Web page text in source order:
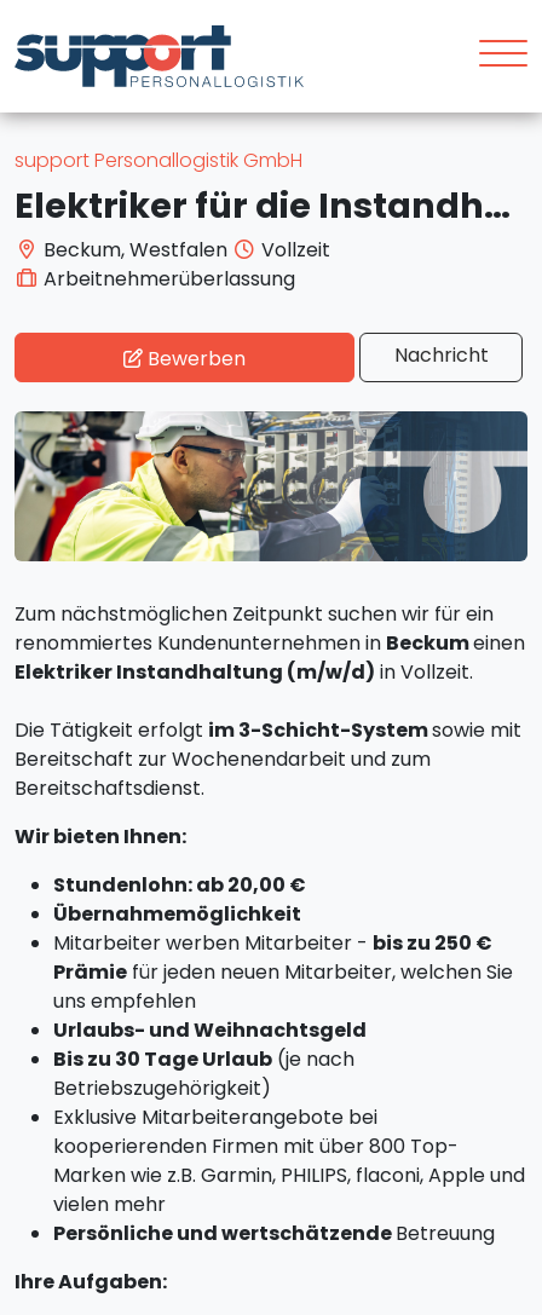
support Personallogistik GmbH
Elektriker für die Instandhaltung (m/w/d) – Beckum – ab 20,00 €/Std.
Beckum, Westfalen
Vollzeit
Arbeitnehmerüberlassung
Bewerben Nachricht
Zum nächstmöglichen Zeitpunkt suchen wir für ein
renommiertes Kundenunternehmen in Beckumeinen
Elektriker Instandhaltung (m/w/d) in Vollzeit.
Die Tätigkeit erfolgt im 3-Schicht-Systemsowie mit
Bereitschaft zur Wochenendarbeit und zum
Bereitschaftsdienst.
Wir bieten Ihnen:
Stundenlohn: ab 20,00 €
Übernahmemöglichkeit
Mitarbeiter werben Mitarbeiter - bis zu 250 €
Prämie für jeden neuen Mitarbeiter, welchen Sie
uns empfehlen
Urlaubs- und Weihnachtsgeld
Bis zu 30 Tage Urlaub (je nach
Betriebszugehörigkeit)
Exklusive Mitarbeiterangebote bei
kooperierenden Firmen mit über 800 Top-
Marken wie z.B. Garmin, PHILIPS, flaconi, Apple und
vielen mehr
Persönliche und wertschätzendeBetreuung
Ihre Aufgaben: